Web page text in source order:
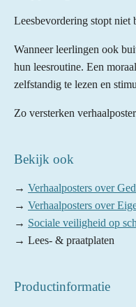
Leesbevordering stopt niet
Wanneer leerlingen ook
hun leesroutine. Een
zelfstandig te lezen en
Zo versterken
Bekijk ook
→ Verhaalposters over
→ Verhaalposters over
→ Sociale veiligheid op
→ Lees- & praatplaten
Productinformatie